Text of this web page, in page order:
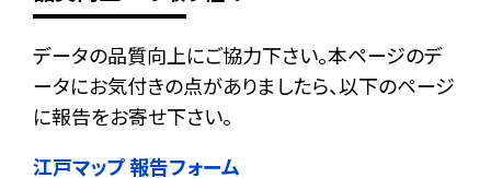
データの品質向上にご協力下さい。本ページのデ
ータにお気付きの点がありましたら、以下のページ
に報告をお寄せ下さい。
江戸マップ 報告フォーム